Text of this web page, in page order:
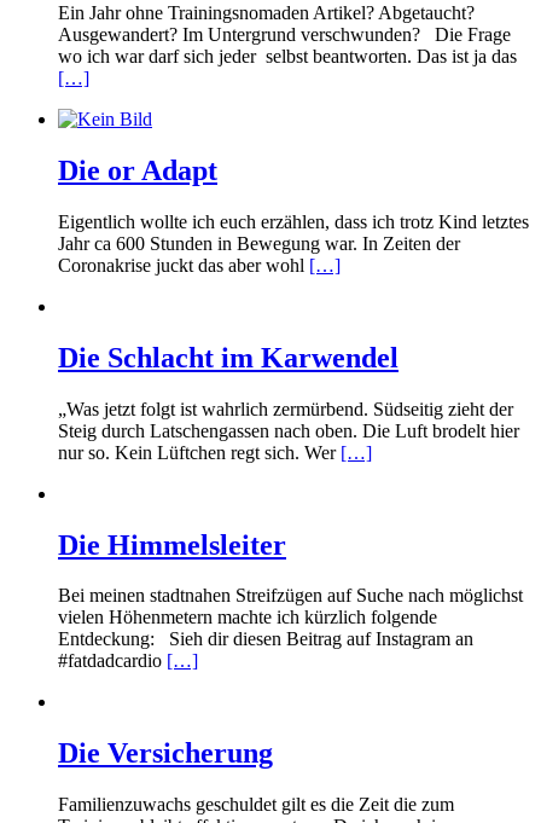
Ein Jahr ohne Trainingsnomaden Artikel? Abgetaucht?
Ausgewandert? Im Untergrund verschwunden? Die Frage
wo ich war darf sich jeder selbst beantworten. Das ist ja das
[…]
Die or Adapt
Eigentlich wollte ich euch erzählen, dass ich trotz Kind letztes
Jahr ca 600 Stunden in Bewegung war. In Zeiten der
Coronakrise juckt das aber wohl […]
Die Schlacht im Karwendel
„Was jetzt folgt ist wahrlich zermürbend. Südseitig zieht der
Steig durch Latschengassen nach oben. Die Luft brodelt hier
nur so. Kein Lüftchen regt sich. Wer […]
Die Himmelsleiter
Bei meinen stadtnahen Streifzügen auf Suche nach möglichst
vielen Höhenmetern machte ich kürzlich folgende
Entdeckung: Sieh dir diesen Beitrag auf Instagram an
#fatdadcardio […]
Die Versicherung
Familienzuwachs geschuldet gilt es die Zeit die zum